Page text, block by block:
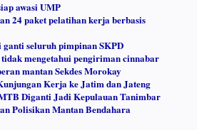
awasi UMP
24 paket pelatihan kerja berbasis
seluruh pimpinan SKPD
mengetahui pengiriman cinnabar
mantan Sekdes Morokay
Kerja ke Jatim dan Jateng
Diganti Jadi Kepulauan Tanimbar
Polisikan Mantan Bendahara